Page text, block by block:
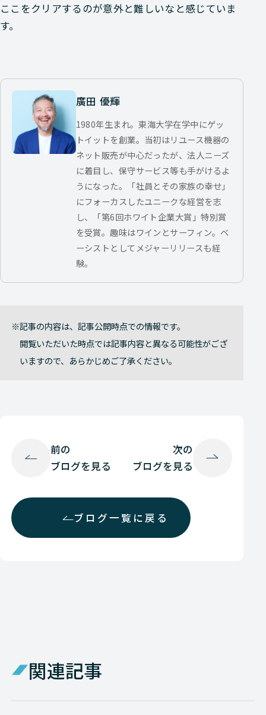
ここをクリアするのが意外と難しいなと感じていま
す。
廣田 優輝
1980年生まれ。東海大学在学中にゲッ
トイットを創業。当初はリユース機器の
ネット販売が中心だったが、法人ニーズ
に着目し、保守サービス等も手がけるよ
うになった。「社員とその家族の幸せ」
にフォーカスしたユニークな経営を志
し、「第6回ホワイト企業大賞」特別賞
を受賞。趣味はワインとサーフィン。ベ
ーシストとしてメジャーリリースも経
験。
記事の内容は、記事公開時点での情報です。
閲覧いただいた時点では記事内容と異なる可能性がござ
いますので、あらかじめご了承ください。
前の
ブログを見る
ブログ一覧に戻る
次の
ブログを見る
関連記事